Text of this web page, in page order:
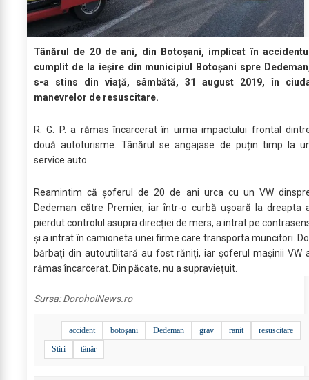
Tânărul de 20 de ani, din Botoșani, implicat în
cumplit de la ieșire din municipiul Botoșani spre
s-a stins din viață, sâmbătă, 31 august 2019, în
manevrelor de resuscitare.
R. G. P. a rămas încarcerat în urma impactului frontal
două autoturisme. Tânărul se angajase de puțin timp la
service auto.
Reamintim că șoferul de 20 de ani urca cu un VW
Dedeman către Premier, iar într-o curbă ușoară la dreapta
pierdut controlul asupra direcției de mers, a intrat pe
și a intrat în camioneta unei firme care transporta muncitori.
bărbați din autoutilitară au fost răniți, iar șoferul mașinii VW
rămas încarcerat. Din păcate, nu a supraviețuit.
Sursa:DorohoiNews.ro
accident botoşani Dedeman grav ranit
resuscitare
Stiri
tânăr